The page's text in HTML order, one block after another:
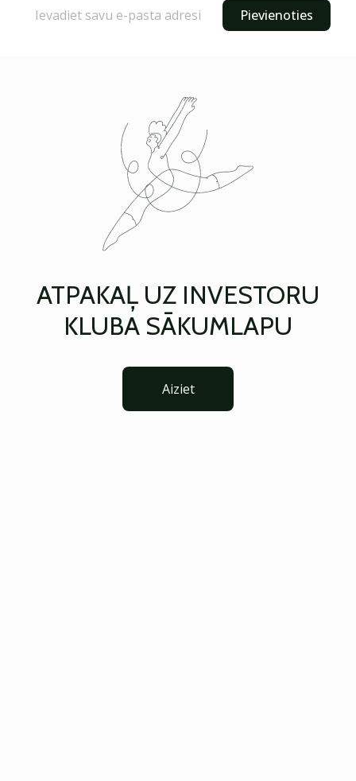
Pievienoties
ATPAKAĻ UZ INVESTORU
KLUBA SĀKUMLAPU
Aiziet